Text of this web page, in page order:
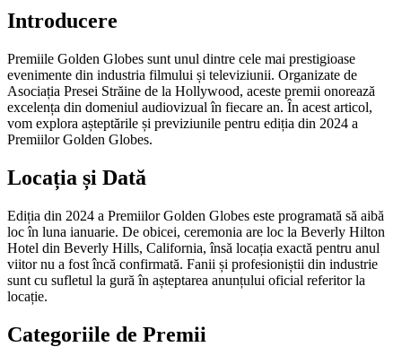
Introducere
Premiile Golden Globes sunt unul dintre cele mai prestigioase
evenimente din industria filmului și televiziunii. Organizate de
Asociația Presei Străine de la Hollywood, aceste premii onorează
excelența din domeniul audiovizual în fiecare an. În acest articol,
vom explora așteptările și previziunile pentru ediția din 2024 a
Premiilor Golden Globes.
Locația și Dată
Ediția din 2024 a Premiilor Golden Globes este programată să aibă
loc în luna ianuarie. De obicei, ceremonia are loc la Beverly Hilton
Hotel din Beverly Hills, California, însă locația exactă pentru anul
viitor nu a fost încă confirmată. Fanii și profesioniștii din industrie
sunt cu sufletul la gură în așteptarea anunțului oficial referitor la
locație.
Categoriile de Premii